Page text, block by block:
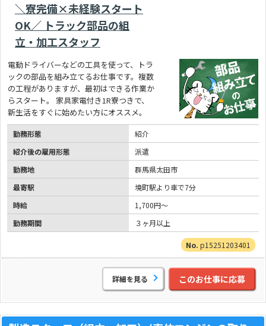
＼寮完備×未経験スタート
OK／ トラック部品の組
立・加工スタッフ
電動ドライバーなどの工具を使って、トラ
ックの部品を組み立てるお仕事です。複数
の工程がありますが、最初はできる作業か
らスタート。 家具家電付き1R寮つきで、
新生活をすぐに始めたい方にオススメ。
勤務形態
紹介
紹介後の雇用形態
派遣
勤務地
群馬県太田市
最寄駅
境町駅より車で7分
時給
1,700円～
勤務期間
３ヶ月以上
p15251203401
詳細を見る このお仕事に応募